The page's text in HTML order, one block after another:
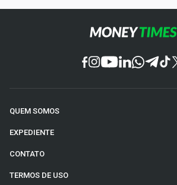
QUEM SOMOS
EXPEDIENTE
CONTATO
TERMOS DE USO